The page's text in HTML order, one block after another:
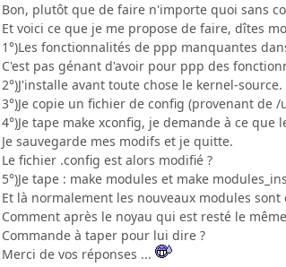
Bon, plutôt que de faire n'importe quoi sans
Et voici ce que je me propose de faire, dîtes
1°)Les fonctionnalités de ppp manquantes
C'est pas génant d'avoir pour ppp des
2°)J'installe avant toute chose le kernel-source.
3°)Je copie un fichier de config (provenant
4°)Je tape make xconfig, je demande à ce
Je sauvegarde mes modifs et je quitte.
Le fichier .config est alors modifié ?
5°)Je tape : make modules et make
Et là normalement les nouveaux modules
Comment après le noyau qui est resté le
Commande à taper pour lui dire ?
Merci de vos réponses ...